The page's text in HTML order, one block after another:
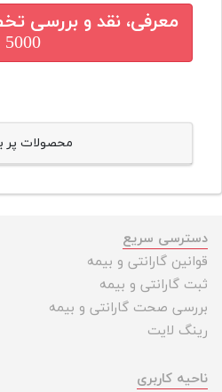
معرفی، نقد و بررسی
5000
محصولات پر
دسترسی سریع
قوانین گارانتی و بیمه
ثبت گارانتی و بیمه
بررسی صحت گارانتی و بیمه
رینگ لایت
ناحیه کاربری